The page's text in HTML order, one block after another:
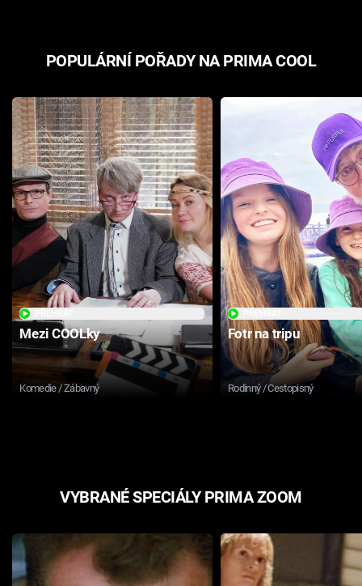
POPULÁRNÍ POŘADY NA PRIMA COOL
Mezi COOLky
Komedie / Zábavný
Fotr na tripu
Rodinný / Cestopisný
VYBRANÉ SPECIÁLY PRIMA ZOOM